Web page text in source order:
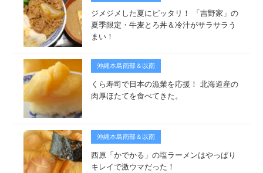
ジメジメした夏にピッタリ！ 「吉野家」の
夏季限定・牛麦とろ丼＆冷汁がサラサラう
まい！
沖縄本島南部＆以南
くら寿司で日本の漁業を応援！ 北海道産の
肉厚ほたてを食べてきた。
沖縄本島南部＆以南
西原「かでかる」の塩ラーメンはやっぱり
キレイで激ウマだった！